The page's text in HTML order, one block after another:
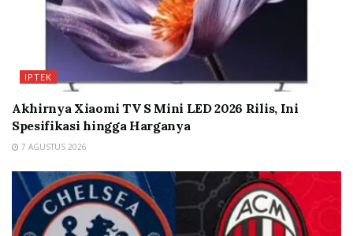
IPTEK
Akhirnya Xiaomi TV S Mini LED 2026 Rilis, Ini
Spesifikasi hingga Harganya
7 AGUSTUS 2026